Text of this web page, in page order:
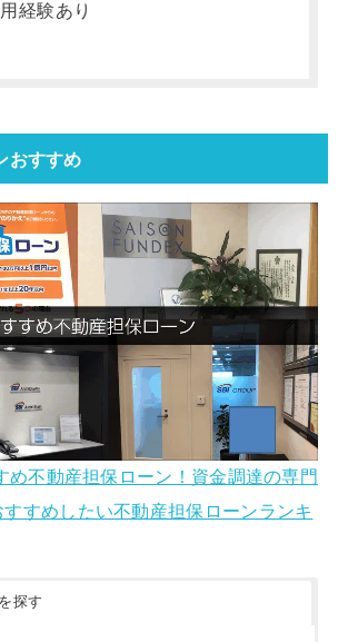
経験あり
おすすめ
め不動産担保ローン！資金調達の専門
すめしたい不動産担保ローンランキ
探す